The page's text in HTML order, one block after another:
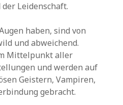
Leidenschaft.
haben, sind von
und abweichend.
Mittelpunkt aller
und werden auf
Geistern, Vampiren,
gebracht.